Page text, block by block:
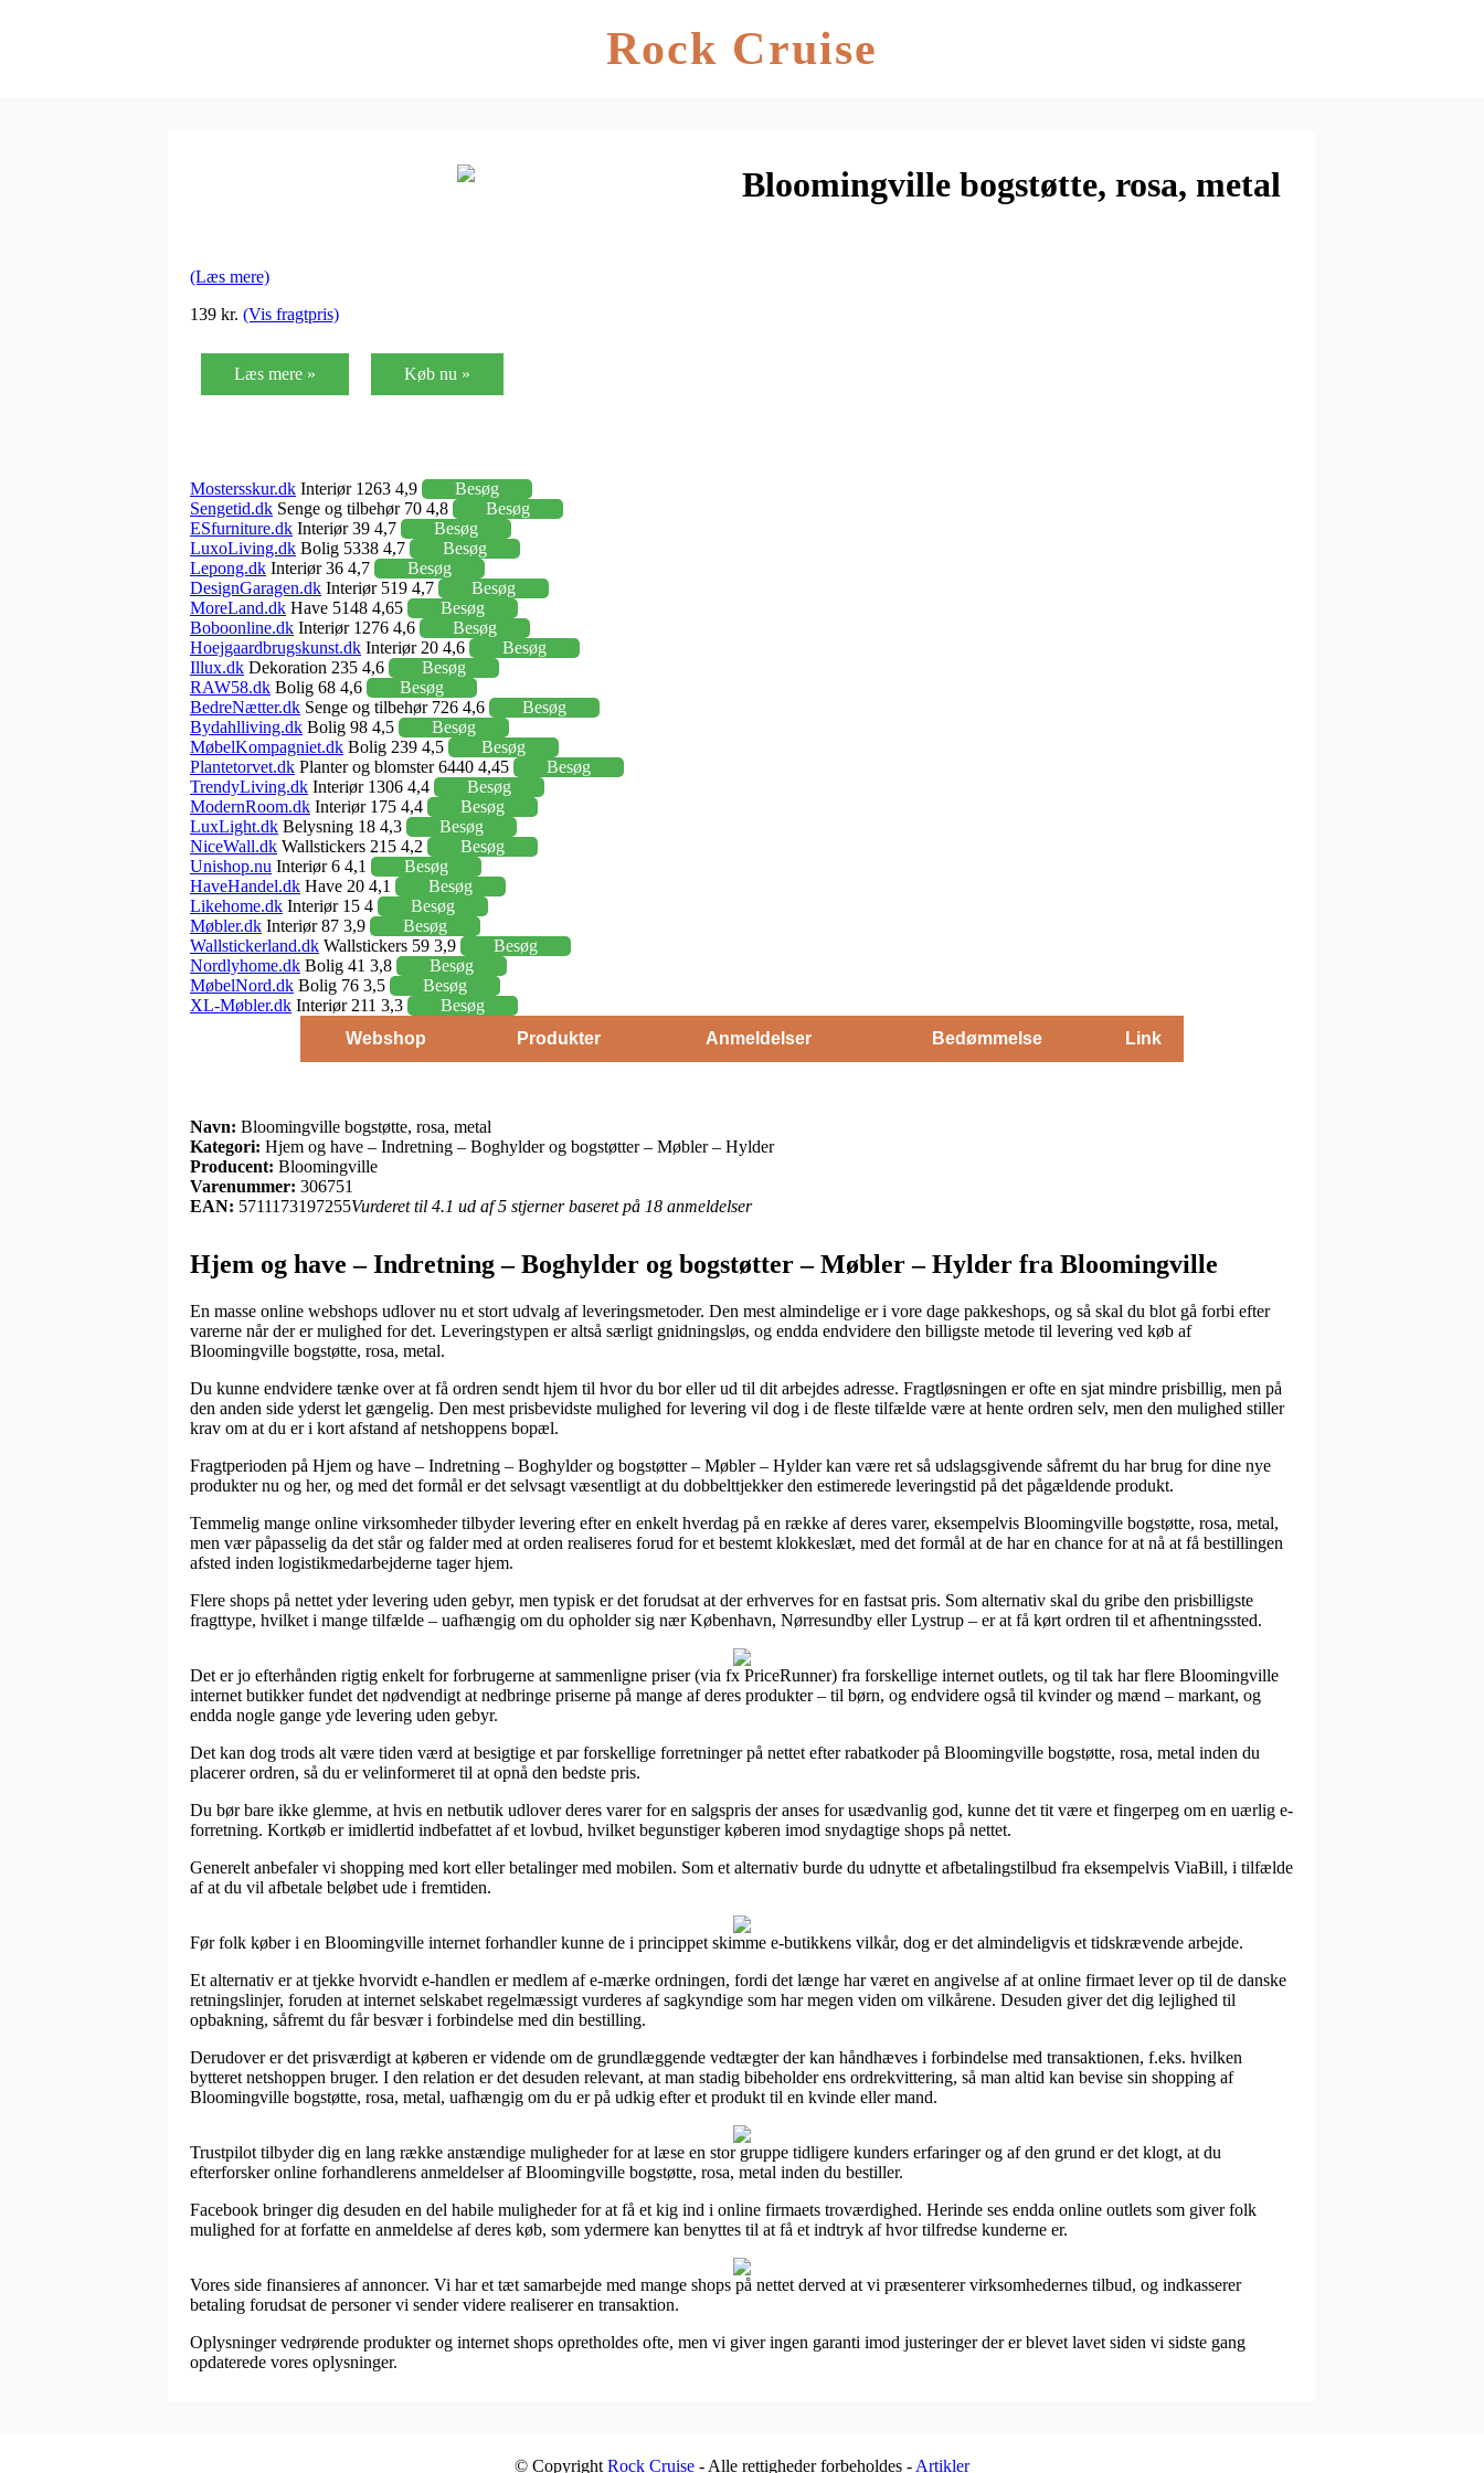
Rock Cruise
Bloomingville bogstøtte, rosa, metal
(Læs mere)
139 kr. (Vis fragtpris)
Læs mere » Køb nu »
Mostersskur.dk Interiør 1263 4,9
Besøg
Sengetid.dk Senge og tilbehør 70 4,8
Besøg
ESfurniture.dk Interiør 39 4,7
Besøg
LuxoLiving.dk Bolig 5338 4,7
Besøg
Lepong.dk Interiør 36 4,7
Besøg
DesignGaragen.dk Interiør 519 4,7
Besøg
MoreLand.dk Have 5148 4,65
Besøg
Boboonline.dk Interiør 1276 4,6
Besøg
Hoejgaardbrugskunst.dk Interiør 20 4,6
Besøg
Illux.dk Dekoration 235 4,6
Besøg
RAW58.dk Bolig 68 4,6
Besøg
BedreNætter.dk Senge og tilbehør 726 4,6
Besøg
Bydahlliving.dk Bolig 98 4,5
Besøg
MøbelKompagniet.dk Bolig 239 4,5
Besøg
Plantetorvet.dk Planter og blomster 6440 4,45
Besøg
TrendyLiving.dk Interiør 1306 4,4
Besøg
ModernRoom.dk Interiør 175 4,4
Besøg
LuxLight.dk Belysning 18 4,3
Besøg
NiceWall.dk Wallstickers 215 4,2
Besøg
Unishop.nu Interiør 6 4,1
Besøg
HaveHandel.dk Have 20 4,1
Besøg
Likehome.dk Interiør 15 4
Besøg
Møbler.dk Interiør 87 3,9
Besøg
Wallstickerland.dk Wallstickers 59 3,9
Besøg
Nordlyhome.dk Bolig 41 3,8
Besøg
MøbelNord.dk Bolig 76 3,5
Besøg
XL-Møbler.dk Interiør 211 3,3
Besøg
Webshop
Produkter Anmeldelser Bedømmelse Link
Navn: Bloomingville bogstøtte, rosa, metal
Kategori: Hjem og have – Indretning – Boghylder og bogstøtter – Møbler – Hylder
Producent: Bloomingville
Varenummer: 306751
EAN: 5711173197255Vurderet til 4.1 ud af 5 stjerner baseret på 18 anmeldelser
Hjem og have – Indretning – Boghylder og bogstøtter – Møbler – Hylder fra Bloomingville
En masse online webshops udlover nu et stort udvalg af leveringsmetoder. Den mest almindelige er i vore dage pakkeshops, og så skal du blot gå forbi efter
varerne når der er mulighed for det. Leveringstypen er altså særligt gnidningsløs, og endda endvidere den billigste metode til levering ved køb af
Bloomingville bogstøtte, rosa, metal.
Du kunne endvidere tænke over at få ordren sendt hjem til hvor du bor eller ud til dit arbejdes adresse. Fragtløsningen er ofte en sjat mindre prisbillig, men på
den anden side yderst let gængelig. Den mest prisbevidste mulighed for levering vil dog i de fleste tilfælde være at hente ordren selv, men den mulighed stiller
krav om at du er i kort afstand af netshoppens bopæl.
Fragtperioden på Hjem og have – Indretning – Boghylder og bogstøtter – Møbler – Hylder kan være ret så udslagsgivende såfremt du har brug for dine nye
produkter nu og her, og med det formål er det selvsagt væsentligt at du dobbelttjekker den estimerede leveringstid på det pågældende produkt.
Temmelig mange online virksomheder tilbyder levering efter en enkelt hverdag på en række af deres varer, eksempelvis Bloomingville bogstøtte, rosa, metal,
men vær påpasselig da det står og falder med at orden realiseres forud for et bestemt klokkeslæt, med det formål at de har en chance for at nå at få bestillingen
afsted inden logistikmedarbejderne tager hjem.
Flere shops på nettet yder levering uden gebyr, men typisk er det forudsat at der erhverves for en fastsat pris. Som alternativ skal du gribe den prisbilligste
fragttype, hvilket i mange tilfælde – uafhængig om du opholder sig nær København, Nørresundby eller Lystrup – er at få kørt ordren til et afhentningssted.
Det er jo efterhånden rigtig enkelt for forbrugerne at sammenligne priser (via fx PriceRunner) fra forskellige internet outlets, og til tak har flere Bloomingville
internet butikker fundet det nødvendigt at nedbringe priserne på mange af deres produkter – til børn, og endvidere også til kvinder og mænd – markant, og
endda nogle gange yde levering uden gebyr.
Det kan dog trods alt være tiden værd at besigtige et par forskellige forretninger på nettet efter rabatkoder på Bloomingville bogstøtte, rosa, metal inden du
placerer ordren, så du er velinformeret til at opnå den bedste pris.
Du bør bare ikke glemme, at hvis en netbutik udlover deres varer for en salgspris der anses for usædvanlig god, kunne det tit være et fingerpeg om en uærlig e-
forretning. Kortkøb er imidlertid indbefattet af et lovbud, hvilket begunstiger køberen imod snydagtige shops på nettet.
Generelt anbefaler vi shopping med kort eller betalinger med mobilen. Som et alternativ burde du udnytte et afbetalingstilbud fra eksempelvis ViaBill, i tilfælde
af at du vil afbetale beløbet ude i fremtiden.
Før folk køber i en Bloomingville internet forhandler kunne de i princippet skimme e-butikkens vilkår, dog er det almindeligvis et tidskrævende arbejde.
Et alternativ er at tjekke hvorvidt e-handlen er medlem af e-mærke ordningen, fordi det længe har været en angivelse af at online firmaet lever op til de danske
retningslinjer, foruden at internet selskabet regelmæssigt vurderes af sagkyndige som har megen viden om vilkårene. Desuden giver det dig lejlighed til
opbakning, såfremt du får besvær i forbindelse med din bestilling.
Derudover er det prisværdigt at køberen er vidende om de grundlæggende vedtægter der kan håndhæves i forbindelse med transaktionen, f.eks. hvilken
bytteret netshoppen bruger. I den relation er det desuden relevant, at man stadig bibeholder ens ordrekvittering, så man altid kan bevise sin shopping af
Bloomingville bogstøtte, rosa, metal, uafhængig om du er på udkig efter et produkt til en kvinde eller mand.
Trustpilot tilbyder dig en lang række anstændige muligheder for at læse en stor gruppe tidligere kunders erfaringer og af den grund er det klogt, at du
efterforsker online forhandlerens anmeldelser af Bloomingville bogstøtte, rosa, metal inden du bestiller.
Facebook bringer dig desuden en del habile muligheder for at få et kig ind i online firmaets troværdighed. Herinde ses endda online outlets som giver folk
mulighed for at forfatte en anmeldelse af deres køb, som ydermere kan benyttes til at få et indtryk af hvor tilfredse kunderne er.
Vores side finansieres af annoncer. Vi har et tæt samarbejde med mange shops på nettet derved at vi præsenterer virksomhedernes tilbud, og indkasserer
betaling forudsat de personer vi sender videre realiserer en transaktion.
Oplysninger vedrørende produkter og internet shops opretholdes ofte, men vi giver ingen garanti imod justeringer der er blevet lavet siden vi sidste gang
opdaterede vores oplysninger.
© Copyright Rock Cruise - Alle rettigheder forbeholdes - Artikler